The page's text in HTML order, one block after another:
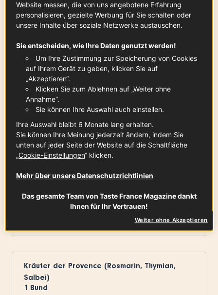
Zubereitungszeit
90 min
Zutatenfür - +
Pfifferlinge
Kräuter der Provence (Rosmarin, Thymian,
Salbei)
1 Bund
Website messen, die von uns angebotene Erfahrung
personalisieren, gezielte Werbung für Sie schalten oder
unsere Inhalte über soziale Netzwerke austauschen.
Sie entscheiden, wie Ihre Daten genutzt werden!
Um Ihre Zustimmung zur Speicherung von Cookies
auf Ihrem Gerät zu geben, klicken Sie auf
„Akzeptieren“.
Klicken Sie zum Ablehnen auf „Weiter ohne
Annahme“.
Sie können Ihre Auswahl auch einstellen.
Ihre Auswahl bleibt 6 Monate lang erhalten.
Sie können Ihre Meinung jederzeit ändern, indem Sie
unten auf jeder Seite der Website auf die Schaltfläche
„Cookie-Einstellungen“ klicken.
Mehr über unsere Datenschutzrichtlinien
Das gesamte Team von Taste France Magazine dankt
Ihnen für Ihr Vertrauen!
Weiter ohne Akzeptieren